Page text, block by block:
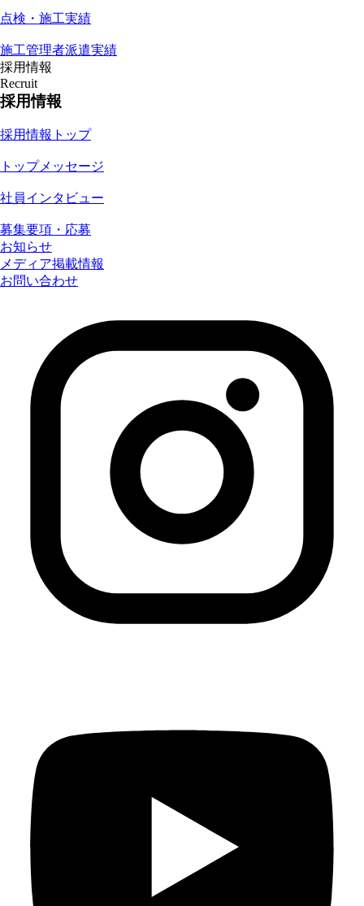
点検・施工実績
施工管理者派遣実績
採用情報
Recruit
採用情報
採用情報トップ
トップメッセージ
社員インタビュー
募集要項・応募
お知らせ
メディア掲載情報
お問い合わせ